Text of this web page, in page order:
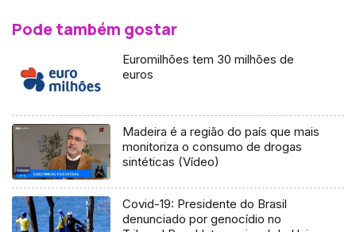
Pode também gostar
Euromilhões tem 30 milhões de
euros
Madeira é a região do país que mais
monitoriza o consumo de drogas
sintéticas (Vídeo)
Covid-19: Presidente do Brasil
denunciado por genocídio no